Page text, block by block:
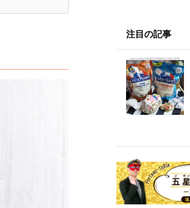
注目の記事